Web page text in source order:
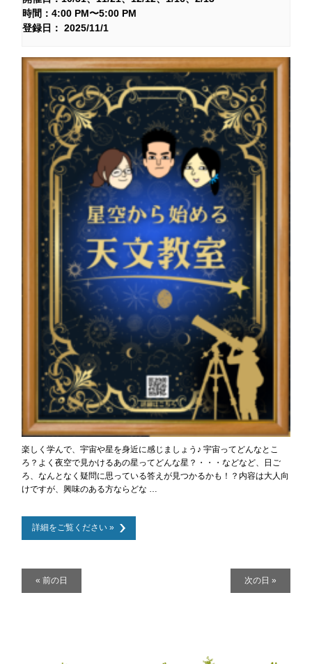
時間：4:00 PM〜5:00 PM
登録日： 2025/11/1
楽しく学んで、宇宙や星を身近に感じましょう♪ 宇宙ってどんなとこ
ろ？よく夜空で見かけるあの星ってどんな星？・・・などなど、日ご
ろ、なんとなく疑問に思っている答えが見つかるかも！？内容は大人向
けですが、興味のある方ならどな …
詳細をご覧ください »
デ
« 前の日 次の日 »